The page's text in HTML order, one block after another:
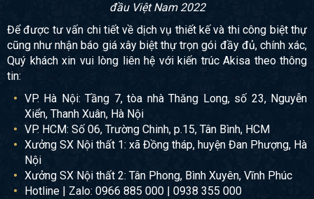
đầu Việt Nam 2022
Để được tư vấn chi tiết về dịch vụ thiết kế và thi công biệt thự
cũng như nhận báo giá xây biệt thự trọn gói đầy đủ, chính xác,
Quý khách xin vui lòng liên hệ với kiến trúc Akisa theo thông
tin:
VP. Hà Nội: Tầng 7, tòa nhà Thăng Long, số 23, Nguyễn
Xiển, Thanh Xuân, Hà Nội
VP. HCM: Số 06, Trường Chinh, p.15, Tân Bình, HCM
Xưởng SX Nội thất 1: xã Đồng tháp, huyện Đan Phượng, Hà
Nội
Xưởng SX Nội thất 2: Tân Phong, Bình Xuyên, Vĩnh Phúc
Hotline | Zalo: 0966 885 000 | 0938 355 000